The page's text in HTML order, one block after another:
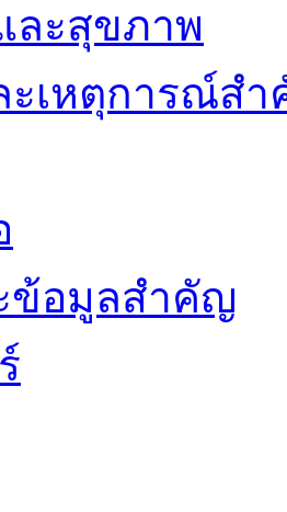
ละสุขภาพ
ะเหตุการณ์ส
ข้อมูลสำคัญ